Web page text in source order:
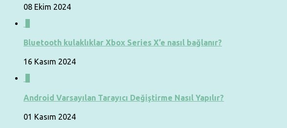
08 Ekim 2024
Bluetooth kulaklıklar Xbox Series X’e nasıl bağlanır?
16 Kasım 2024
Android Varsayılan Tarayıcı Değiştirme Nasıl Yapılır?
01 Kasım 2024